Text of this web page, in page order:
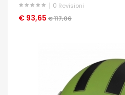
0 Revisioni
€ 93,65 € 117,06
OCCHIATA VELOCE